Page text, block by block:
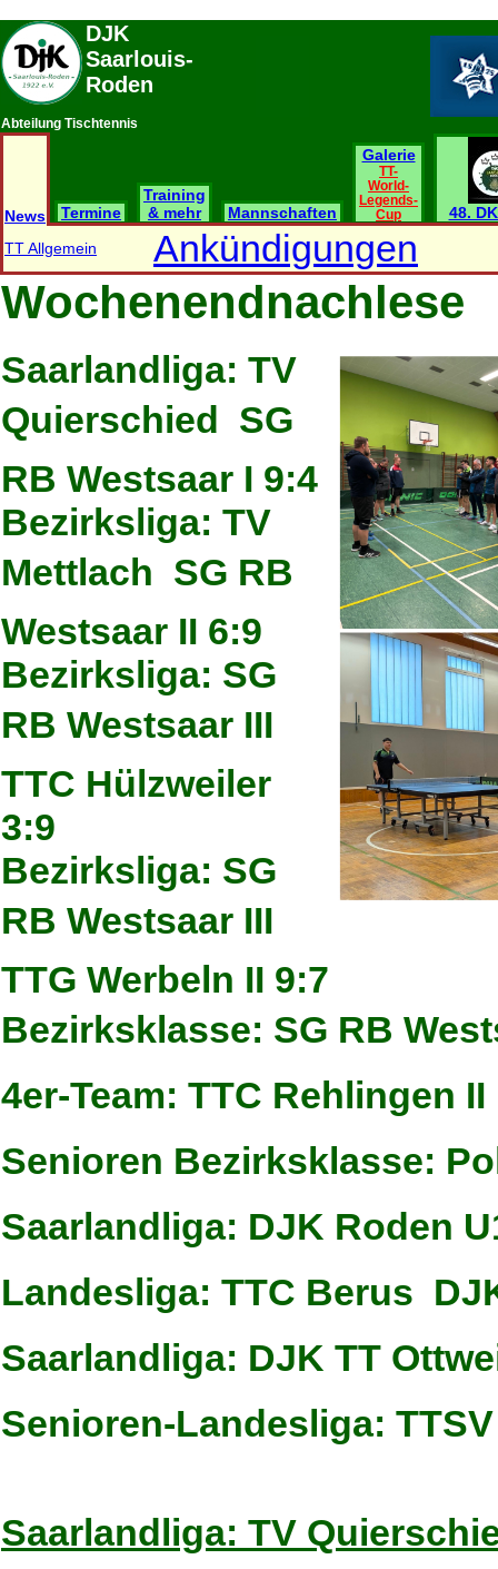
DJK
Saarlouis-
Roden
Abteilung Tischtennis
News Termine
Training
& mehr
Mannschaften
Galerie
TT-
World-
Legends-
Cup
48.
TT Allgemein
Ankündigungen
Wochenendnachlese
Saarlandliga: TV
Quierschied  SG
RB Westsaar I 9:4
Bezirksliga: TV
Mettlach  SG RB
Westsaar II 6:9
Bezirksliga: SG
RB Westsaar III 
TTC Hülzweiler
3:9
Bezirksliga: SG
RB Westsaar III 
TTG Werbeln II 9:7
Bezirksklasse: SG RB
4er-Team: TTC Rehlingen II
Senioren Bezirksklasse:
Saarlandliga: DJK Roden
Landesliga: TTC Berus 
Saarlandliga: DJK TT
Senioren-Landesliga:
Saarlandliga: TV